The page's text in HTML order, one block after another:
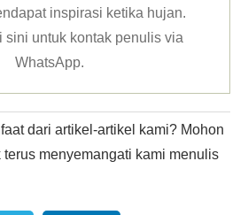
inspirasi ketika hujan.
sini untuk kontak penulis via
WhatsApp.
dari artikel-artikel kami? Mohon
menyemangati kami menulis